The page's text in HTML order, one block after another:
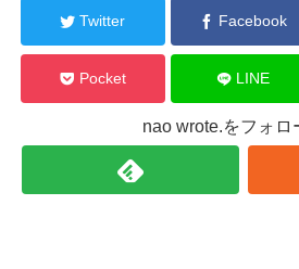
Twitter Facebook
Pocket LINE
nao wrote.をフォロ